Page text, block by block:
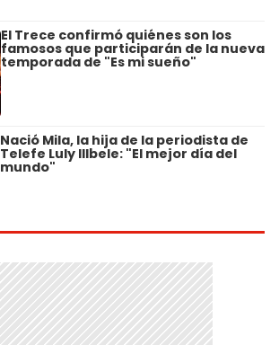
El Trece confirmó quiénes son los
famosos que participarán de la nueva
temporada de "Es mi sueño"
Nació Mila, la hija de la periodista de
Telefe Luly Illbele: "El mejor día del
mundo"